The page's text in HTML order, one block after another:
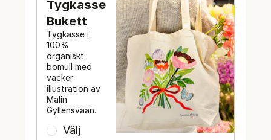
Tygkasse
Bukett
Tygkasse i
100%
organiskt
bomull med
vacker
illustration av
Malin
Gyllensvaan.
Välj